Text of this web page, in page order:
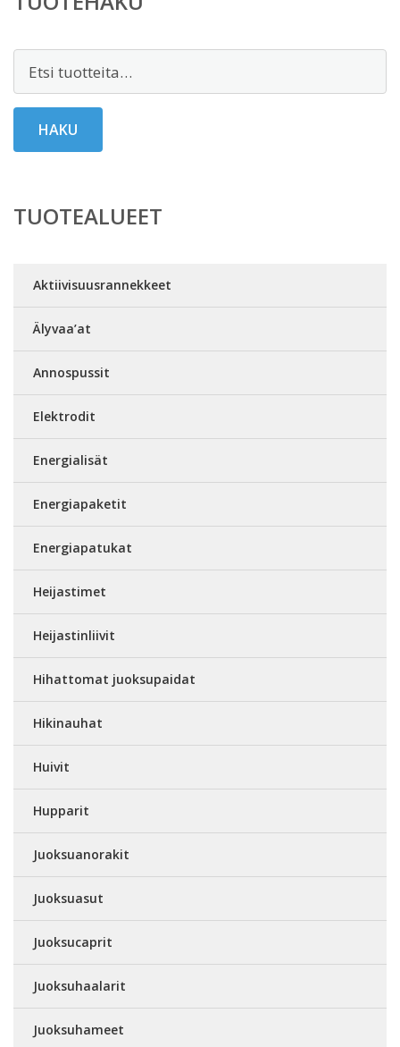
Etsi:
HAKU
TUOTEALUEET
Aktiivisuusrannekkeet
Älyvaa’at
Annospussit
Elektrodit
Energialisät
Energiapaketit
Energiapatukat
Heijastimet
Heijastinliivit
Hihattomat juoksupaidat
Hikinauhat
Huivit
Hupparit
Juoksuanorakit
Juoksuasut
Juoksucaprit
Juoksuhaalarit
Juoksuhameet